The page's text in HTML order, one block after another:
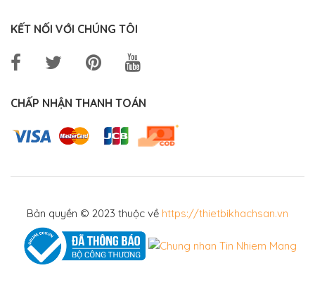
KẾT NỐI VỚI CHÚNG TÔI
CHẤP NHẬN THANH TOÁN
Bản quyền © 2023 thuộc về https://thietbikhachsan.vn